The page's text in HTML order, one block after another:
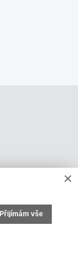
×
Přijímám vše